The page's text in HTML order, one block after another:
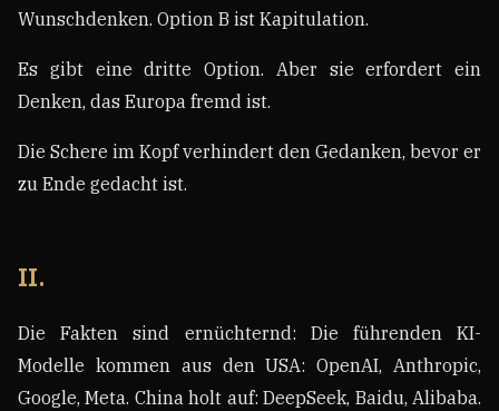
Wunschdenken. Option B ist Kapitulation.
Es gibt eine dritte Option. Aber sie erfordert ein
Denken, das Europa fremd ist.
Die Schere im Kopf verhindert den Gedanken, bevor er
zu Ende gedacht ist.
II.
Die Fakten sind ernüchternd: Die führenden KI-
Modelle kommen aus den USA: OpenAI, Anthropic,
Google, Meta. China holt auf: DeepSeek, Baidu, Alibaba.